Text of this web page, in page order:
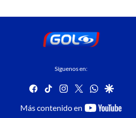
Síguenos en:
facebook
tiktokinstagram
twitterwhatsapp
google
Más contenido en